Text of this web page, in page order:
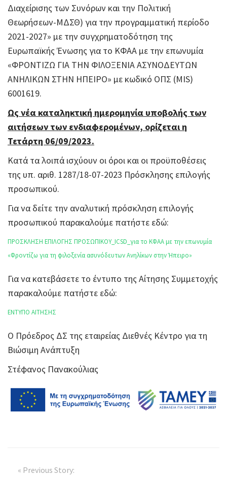
Διαχείρισης των Συνόρων και την Πολιτική
Θεωρήσεων-ΜΔΣΘ) για την προγραμματική περίοδο
2021-2027» με την συγχρηματοδότηση της
Ευρωπαϊκής Ένωσης για το ΚΦΑΑ με την επωνυμία
«ΦΡΟΝΤΙΖΩ ΓΙΑ ΤΗΝ ΦΙΛΟΞΕΝΙΑ ΑΣΥΝΟΔΕΥΤΩΝ
ΑΝΗΛΙΚΩΝ ΣΤΗΝ ΗΠΕΙΡΟ» με κωδικό ΟΠΣ (MIS)
6001619.
Ως νέα καταληκτική ημερομηνία υποβολής των
αιτήσεων των ενδιαφερομένων, ορίζεται η
Τετάρτη 06/09/2023.
Κατά τα λοιπά ισχύουν οι όροι και οι προϋποθέσεις
της υπ. αριθ. 1287/18-07-2023 Πρόσκλησης επιλογής
προσωπικού.
Για να δείτε την αναλυτική πρόσκληση επιλογής
προσωπικού παρακαλούμε πατήστε εδώ:
ΠΡΟΣΚΛΗΣΗ ΕΠΙΛΟΓΗΣ ΠΡΟΣΩΠΙΚΟΥ_ICSD_για το ΚΦΑΑ με την επωνυμία
«Φροντίζω για τη φιλοξενία ασυνόδευτων Ανηλίκων στην Ήπειρο»
Για να κατεβάσετε το έντυπο της Αίτησης Συμμετοχής
παρακαλούμε πατήστε εδώ:
ΕΝΤΥΠΟ ΑΙΤΗΣΗΣ
Ο Πρόεδρος ΔΣ της εταιρείας Διεθνές Κέντρο για τη
Βιώσιμη Ανάπτυξη
Στέφανος Πανακούλιας
« Previous Story: